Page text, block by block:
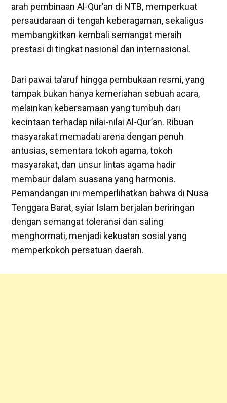
arah pembinaan Al-Qur’an di NTB, memperkuat
persaudaraan di tengah keberagaman, sekaligus
membangkitkan kembali semangat meraih
prestasi di tingkat nasional dan internasional.
Dari pawai ta’aruf hingga pembukaan resmi, yang
tampak bukan hanya kemeriahan sebuah acara,
melainkan kebersamaan yang tumbuh dari
kecintaan terhadap nilai-nilai Al-Qur’an. Ribuan
masyarakat memadati arena dengan penuh
antusias, sementara tokoh agama, tokoh
masyarakat, dan unsur lintas agama hadir
membaur dalam suasana yang harmonis.
Pemandangan ini memperlihatkan bahwa di Nusa
Tenggara Barat, syiar Islam berjalan beriringan
dengan semangat toleransi dan saling
menghormati, menjadi kekuatan sosial yang
memperkokoh persatuan daerah.